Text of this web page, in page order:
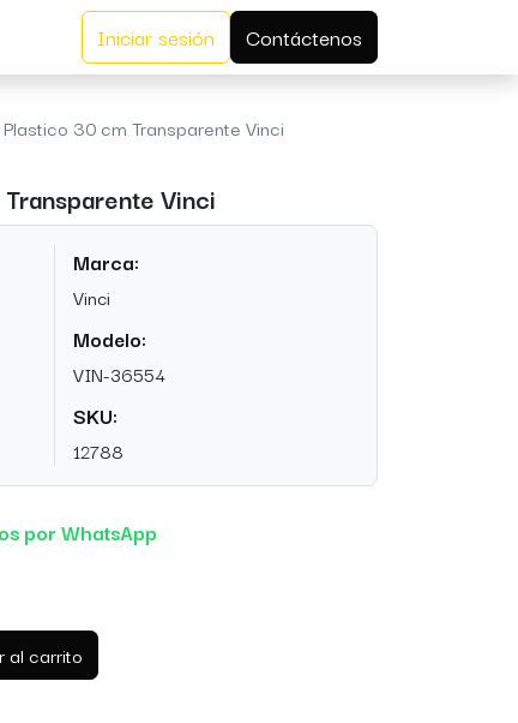
Iniciar sesión Contáctenos
30 cm Transparente Vinci
Vinci
Marca:
Vinci
Modelo:
VIN-36554
SKU:
12788
por WhatsApp
al carrito